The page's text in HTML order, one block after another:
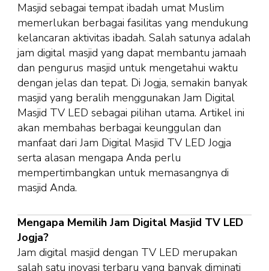
Masjid sebagai tempat ibadah umat Muslim
memerlukan berbagai fasilitas yang mendukung
kelancaran aktivitas ibadah. Salah satunya adalah
jam digital masjid yang dapat membantu jamaah
dan pengurus masjid untuk mengetahui waktu
dengan jelas dan tepat. Di Jogja, semakin banyak
masjid yang beralih menggunakan Jam Digital
Masjid TV LED sebagai pilihan utama. Artikel ini
akan membahas berbagai keunggulan dan
manfaat dari Jam Digital Masjid TV LED Jogja
serta alasan mengapa Anda perlu
mempertimbangkan untuk memasangnya di
masjid Anda.
Mengapa Memilih Jam Digital Masjid TV LED
Jogja?
Jam digital masjid dengan TV LED merupakan
salah satu inovasi terbaru yang banyak diminati